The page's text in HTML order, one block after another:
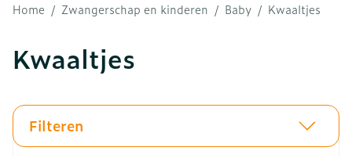
Home / Zwangerschap en kinderen / Baby / Kwaaltjes
Kwaaltjes
Filteren